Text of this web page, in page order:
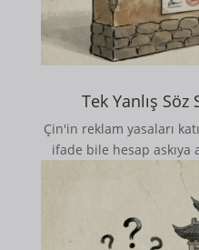
Tek Yanlış
Çin'in reklam yasaları
ifade bile hesap askıya